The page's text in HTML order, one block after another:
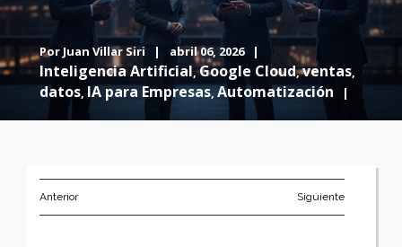
Por Juan Villar Siri | abril 06, 2026 |
Inteligencia Artificial,Google Cloud,ventas,
datos, IA para Empresas, Automatización |
Anterior Siguiente